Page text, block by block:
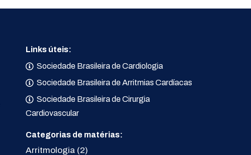
Links úteis:
Sociedade Brasileira de Cardiologia
Sociedade Brasileira de Arritmias Cardíacas
Sociedade Brasileira de Cirurgia
Cardiovascular
Categorias de matérias:
Arritmologia(2)